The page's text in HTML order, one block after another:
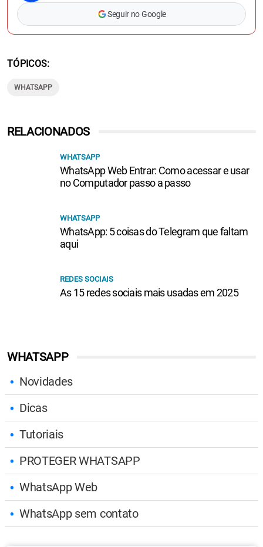
Seguir no Google
TÓPICOS
WHATSAPP
WHATSAPP
Novidades
Dicas
Tutoriais
PROTEGER WHATSAPP
WhatsApp Web
WhatsApp sem contato
RELACIONADOS
WHATSAPP
WhatsApp Web Entrar: Como acessar e usar
no Computador passo a passo
WHATSAPP
WhatsApp: 5 coisas do Telegram que faltam
aqui
REDES SOCIAIS
As 15 redes sociais mais usadas em 2025